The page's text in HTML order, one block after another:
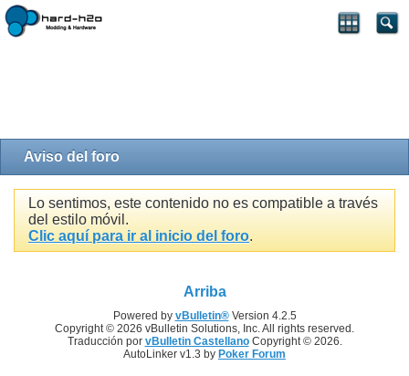
Aviso del foro
Lo sentimos, este contenido no es compatible a través
del estilo móvil.
Clic aquí para ir al inicio del foro.
Arriba
Powered by vBulletin®Version 4.2.5
Copyright © 2026 vBulletin Solutions, Inc. All rights reserved.
Traducción por vBulletin CastellanoCopyright © 2026.
AutoLinker v1.3 by Poker Forum